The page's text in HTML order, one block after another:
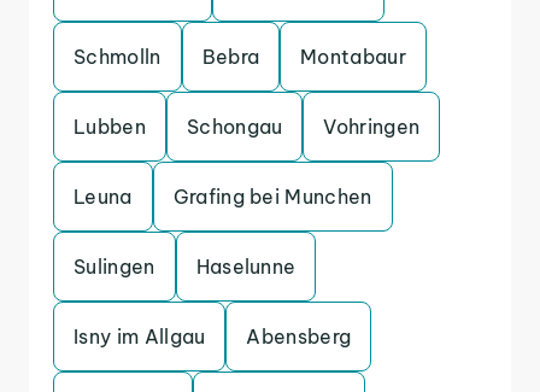
Schmolln Bebra Montabaur
Lubben Schongau Vohringen
Leuna Grafing bei Munchen
Sulingen Haselunne
Isny im Allgau Abensberg